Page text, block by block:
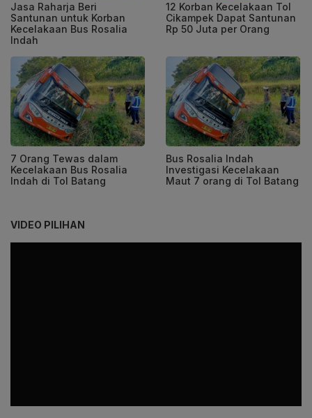
Jasa Raharja Beri
Santunan untuk Korban
Kecelakaan Bus Rosalia
Indah
12 Korban Kecelakaan Tol
Cikampek Dapat Santunan
Rp 50 Juta per Orang
7 Orang Tewas dalam
Kecelakaan Bus Rosalia
Indah di Tol Batang
Bus Rosalia Indah
Investigasi Kecelakaan
Maut 7 orang di Tol Batang
VIDEO PILIHAN